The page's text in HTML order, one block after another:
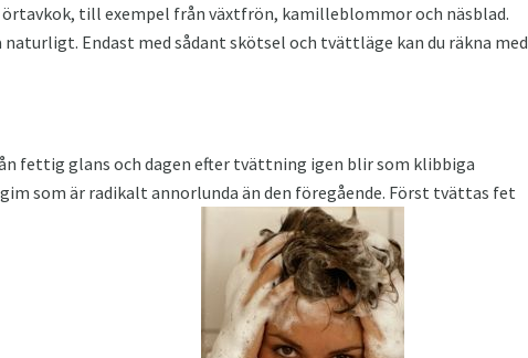
till exempel från växtfrön, kamilleblommor och näsblad.
Endast med sådant skötsel och tvättläge kan du räkna med
fettig glans och dagen efter tvättning igen blir som klibbiga
som är radikalt annorlunda än den föregående. Först tvättas fet